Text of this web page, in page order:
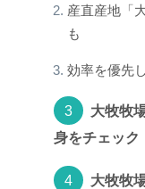
産直産地「
も
効率を優先
大牧牧
身をチェック
大牧牧